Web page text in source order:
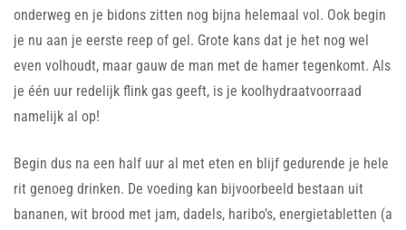
onderweg en je bidons zitten nog bijna helemaal vol. Ook begin
je nu aan je eerste reep of gel. Grote kans dat je het nog wel
even volhoudt, maar gauw de man met de hamer tegenkomt. Als
je één uur redelijk flink gas geeft, is je koolhydraatvoorraad
namelijk al op!
Begin dus na een half uur al met eten en blijf gedurende je hele
rit genoeg drinken. De voeding kan bijvoorbeeld bestaan uit
bananen, wit brood met jam, dadels, haribo’s, energietabletten (a